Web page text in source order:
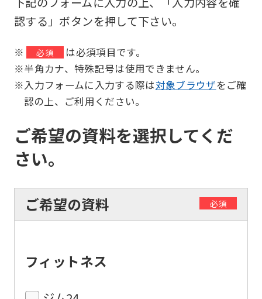
認する」ボタンを押して下さい。
※ 必須
は必須項目です。
※半角カナ、特殊記号は使用できません。
※入力フォームに入力する際は対象ブラウザをご確
認の上、ご利用ください。
ご希望の資料を選択してくだ
さい。
ご希望の資料 必須
フィットネス